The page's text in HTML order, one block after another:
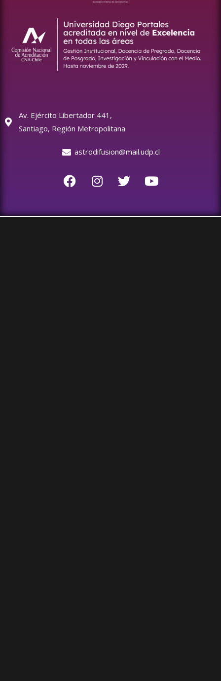
Av. Ejército Libertador 441,
Santiago, Región Metropolitana
astrodifusion@mail.udp.cl